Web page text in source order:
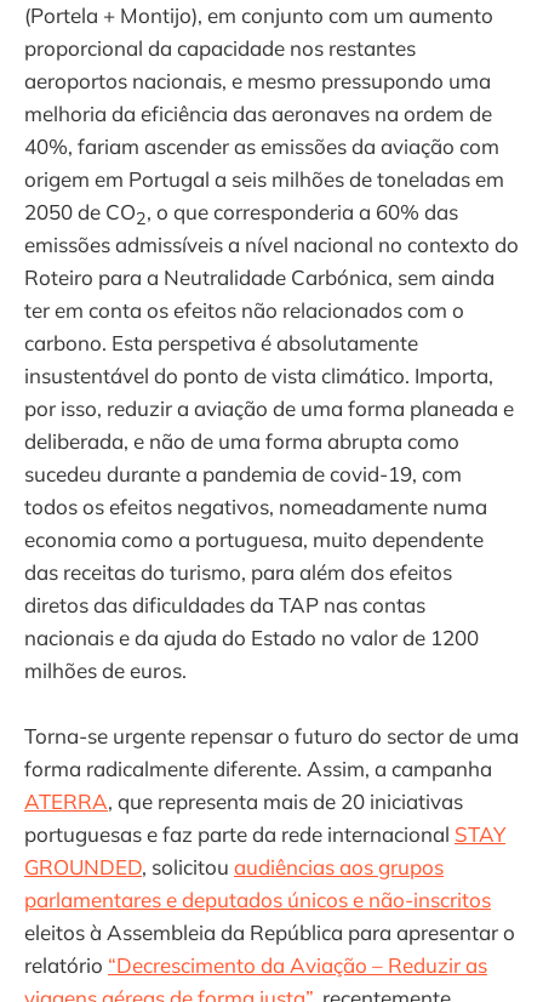
(Portela + Montijo), em conjunto com um aumento
proporcional da capacidade nos restantes
aeroportos nacionais, e mesmo pressupondo uma
melhoria da eficiência das aeronaves na ordem de
40%, fariam ascender as emissões da aviação com
origem em Portugal a seis milhões de toneladas em
2050 de CO2, o que corresponderia a 60% das
emissões admissíveis a nível nacional no contexto do
Roteiro para a Neutralidade Carbónica, sem ainda
ter em conta os efeitos não relacionados com o
carbono. Esta perspetiva é absolutamente
insustentável do ponto de vista climático. Importa,
por isso, reduzir a aviação de uma forma planeada e
deliberada, e não de uma forma abrupta como
sucedeu durante a pandemia de covid-19, com
todos os efeitos negativos, nomeadamente numa
economia como a portuguesa, muito dependente
das receitas do turismo, para além dos efeitos
diretos das dificuldades da TAP nas contas
nacionais e da ajuda do Estado no valor de 1200
milhões de euros.
Torna-se urgente repensar o futuro do sector de uma
forma radicalmente diferente. Assim, a campanha
ATERRA, que representa mais de 20 iniciativas
portuguesas e faz parte da rede internacional STAY
GROUNDED, solicitou audiências aos grupos
parlamentares e deputados únicos e não-inscritos
eleitos à Assembleia da República para apresentar o
relatório “Decrescimento da Aviação – Reduzir as